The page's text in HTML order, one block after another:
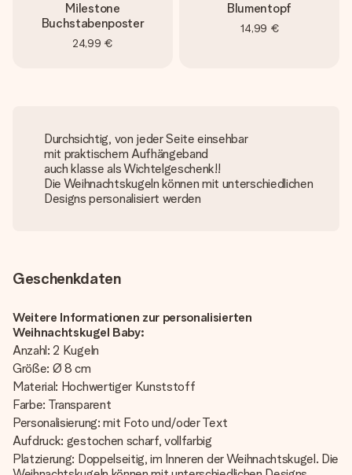
Milestone
Buchstabenposter
24,99 €
Blumentopf
14,99 €
Durchsichtig, von jeder Seite einsehbar
mit praktischem Aufhängeband
auch klasse als Wichtelgeschenk!!
Die Weihnachtskugeln können mit unterschiedlichen
Designs personalisiert werden
Geschenkdaten
Weitere Informationen zur personalisierten
Weihnachtskugel Baby:
Anzahl: 2 Kugeln
Größe: Ø 8 cm
Material: Hochwertiger Kunststoff
Farbe: Transparent
Personalisierung: mit Foto und/oder Text
Aufdruck: gestochen scharf, vollfarbig
Platzierung: Doppelseitig, im Inneren der Weihnachtskugel. Die